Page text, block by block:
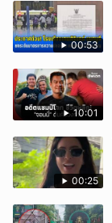
00:53
10:01
00:25